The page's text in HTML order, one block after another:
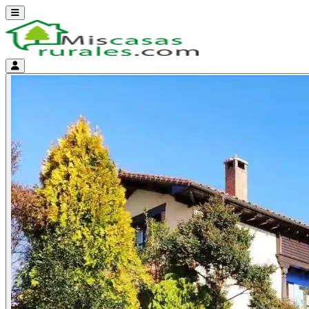
Abrir menú
Menú de cuenta